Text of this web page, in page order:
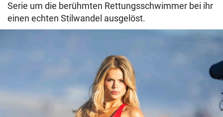
Serie um die berühmten Rettungsschwimmer bei ihr
einen echten Stilwandel ausgelöst.